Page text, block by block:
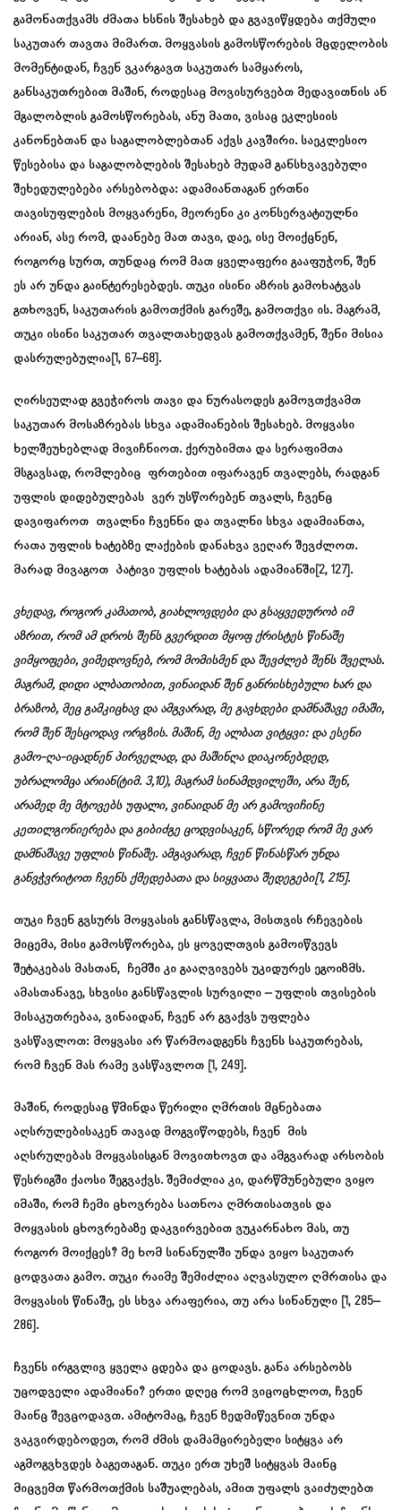
გამონათქვამს ძმათა ხსნის შესახებ და გვავიწყდება თქმული
საკუთარ თავთა მიმართ. მოყვასის გამოსწორების მცდელობის
მომენტიდან, ჩვენ ვკარგავთ საკუთარ სამყაროს,
განსაკუთრებით მაშინ, როდესაც მოვისურვებთ მედავითნის ან
მგალობლის გამოსწორებას, ანუ მათი, ვისაც ეკლესიის
კანონებთან და საგალობლებთან აქვს კავშირი. საეკლესიო
წესებისა და საგალობლების შესახებ მუდამ განსხვავებული
შეხედულებები არსებობდა: ადამიანთაგან ერთნი
თავისუფლების მოყვარენი, მეორენი კი კონსერვატიულნი
არიან, ასე რომ, დაანებე მათ თავი, დაე, ისე მოიქცნენ,
როგორც სურთ, თუნდაც რომ მათ ყველაფერი გააფუჭონ, შენ
ეს არ უნდა გაინტერესებდეს. თუკი ისინი აზრის გამოხატვას
გთხოვენ, საკუთარის გამოთქმის გარეშე, გამოთქვი ის. მაგრამ,
თუკი ისინი საკუთარ თვალთახედვას გამოთქვამენ, შენი მისია
დასრულებულია[1, 67–68].
ღირსეულად გვეჭიროს თავი და ნურასოდეს გამოვთქვამთ
საკუთარ მოსაზრებას სხვა ადამიანების შესახებ. მოყვასი
ხელშეუხებლად მივიჩნიოთ. ქერუბიმთა და სერაფიმთა
მსგავსად, რომლებიც ფრთებით იფარავენ თვალებს, რადგან
უფლის დიდებულებას ვერ უსწორებენ თვალს, ჩვენც
დავიფაროთ თვალნი ჩვენნი და თვალნი სხვა ადამიანთა,
რათა უფლის ხატებზე ლაქების დანახვა ვეღარ შევძლოთ.
მარად მივაგოთ პატივი უფლის ხატებას ადამიანში[2, 127].
ვხედავ, როგორ კამათობ, გიახლოვდები და გსაყვედურობ იმ
აზრით, რომ ამ დროს შენს გვერდით მყოფ ქრისტეს წინაშე
ვიმყოფები, ვიმედოვნებ, რომ მომისმენ და შევძლებ შენს შველას.
მაგრამ, დიდი ალბათობით, ვინაიდან შენ განრისხებული ხარ და
ბრაზობ, მეც გამკიცხავ და ამგვარად, მე გავხდები დამნაშავე იმაში,
რომ შენ შესცოდავ ორგზის. მაშინ, მე ალბათ ვიტყვი: და ესენი
გამო-ღა-იცადნენ პირველად, და მაშინღა დიაკონებდედ,
უბრალომცა არიან(ტიმ. 3,10), მაგრამ სინამდვილეში, არა შენ,
არამედ მე მტოვებს უფალი, ვინაიდან მე არ გამოვიჩინე
კეთილგონიერება და გიბიძგე ცოდვისაკენ, სწორედ რომ მე ვარ
დამნაშავე უფლის წინაშე. ამგავარად, ჩვენ წინასწარ უნდა
განვჭვრიტოთ ჩვენს ქმედებათა და სიყვათა შედეგები[1, 215].
თუკი ჩვენ გვსურს მოყვასის განსწავლა, მისთვის რჩევების
მიცემა, მისი გამოსწორება, ეს ყოველთვის გამოიწვევს
შეტაკებას მასთან, ჩემში კი გააღვივებს უკიდურეს ეგოიზმს.
ამასთანავე, სხვისი განსწავლის სურვილი – უფლის თვისების
მისაკუთრებაა, ვინაიდან, ჩვენ არ გვაქვს უფლება
ვასწავლოთ: მოყვასი არ წარმოადგენს ჩვენს საკუთრებას,
რომ ჩვენ მას რამე ვასწავლოთ [1, 249].
მაშინ, როდესაც წმინდა წერილი ღმრთის მცნებათა
აღსრულებისაკენ თავად მოგვიწოდებს, ჩვენ მის
აღსრულებას მოყვასისგან მოვითხოვთ და ამგვარად არსობის
წესრიგში ქაოსი შეგვაქვს. შემიძლია კი, დარწმუნებული ვიყო
იმაში, რომ ჩემი ცხოვრება სათნოა ღმრთისათვის და
მოყვასის ცხოვრებაზე დაკვირვებით ვუკარნახო მას, თუ
როგორ მოიქცეს? მე ხომ სინანულში უნდა ვიყო საკუთარ
ცოდვათა გამო. თუკი რაიმე შემიძლია აღვასულო ღმრთისა და
მოყვასის წინაშე, ეს სხვა არაფერია, თუ არა სინანული [1, 285–
286].
ჩვენს ირგვლივ ყველა ცდება და ცოდავს. განა არსებობს
უცოდველი ადამიანი? ერთი დღეც რომ ვიცოცხლოთ, ჩვენ
მაინც შევცოდავთ. ამიტომაც, ჩვენ ზედმიწევნით უნდა
ვაკვირდებოდეთ, რომ ძმის დამამცირებელი სიტყვა არ
აგმოგვხვდეს ბაგეთაგან. თუკი ერთ უხეშ სიტყვას მაინც
მიცვემთ წარმოთქმის საშუალებას, ამით უფალს ვაიძულებთ